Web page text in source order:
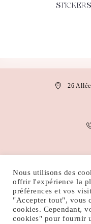
ACHETEZ
26
MENTIONS
POLITIQUE DE
Nous utilisons des
offrir l'expérience la
préférences et vos
"Accepter tout", vous
cookies. Cependant,
cookies" pour fournir